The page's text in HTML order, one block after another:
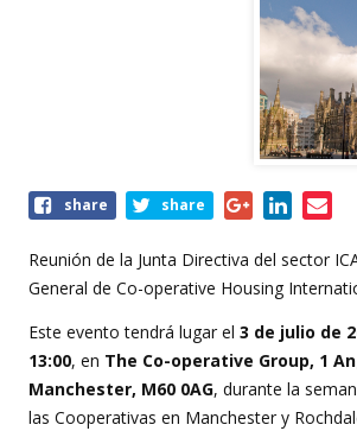
Share
event
share share
Reunión de la Junta Directiva del sector
General de Co-operative Housing
Este evento tendrá lugar el 3 de julio de
13:00, en The Co-operative Group, 1
Manchester, M60 0AG, durante la
las Cooperativas en Manchester y